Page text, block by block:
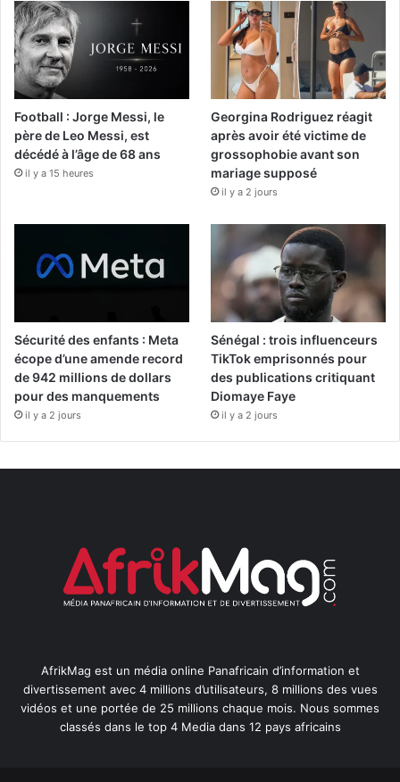
Football : Jorge Messi, le
père de Leo Messi, est
décédé à l’âge de 68 ans
il y a 15 heures
Georgina Rodriguez réagit
après avoir été victime de
grossophobie avant son
mariage supposé
il y a 2 jours
Sécurité des enfants : Meta
écope d’une amende record
de 942 millions de dollars
pour des manquements
il y a 2 jours
Sénégal : trois influenceurs
TikTok emprisonnés pour
des publications critiquant
Diomaye Faye
il y a 2 jours
AfrikMag est un média online Panafricain d’information et
divertissement avec 4 millions d’utilisateurs, 8 millions des vues
vidéos et une portée de 25 millions chaque mois. Nous sommes
classés dans le top 4 Media dans 12 pays africains